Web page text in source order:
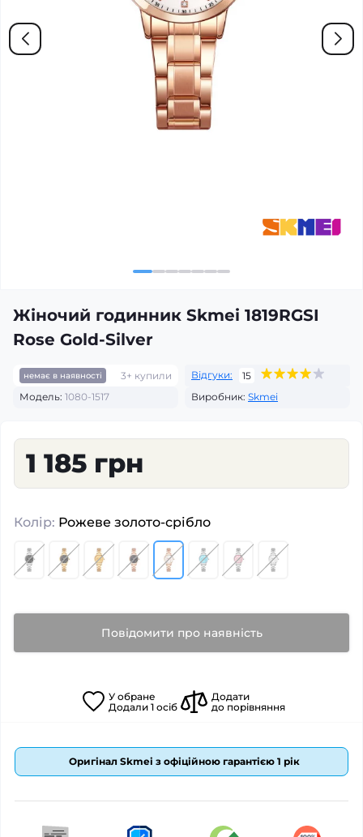
Жіночий годинник Skmei 1819RGSI
Rose Gold-Silver
немає в наявності 3+ купили Відгуки:
15
Модель: 1080-1517 Виробник: Skmei
1 185 грн
Колір: Рожеве золото-срібло
Повідомити про наявність
У обране
Додали 1 осіб
Додати
до порівняння
Оригінал Skmei з офіційною гарантією 1 рік